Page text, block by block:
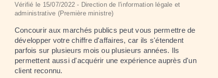
Vérifié le 15/07/2022 - Direction de l'information légale et
administrative (Première ministre)
Concourir aux marchés publics peut vous permettre de
développer votre chiffre d'affaires, car ils s'étendent
parfois sur plusieurs mois ou plusieurs années. Ils
permettent aussi d'acquérir une expérience auprès d'un
client reconnu.